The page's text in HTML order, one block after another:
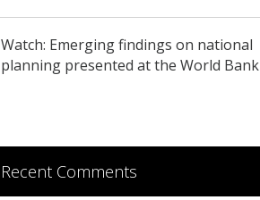
Watch: Emerging findings on national
planning presented at the World Bank
Recent Comments